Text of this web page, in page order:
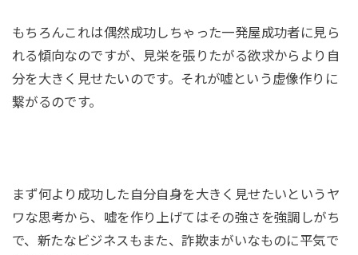
もちろんこれは偶然成功しちゃった一発屋成功者に見ら
れる傾向なのですが、見栄を張りたがる欲求からより自
分を大きく見せたいのです。それが嘘という虚像作りに
繋がるのです。
まず何より成功した自分自身を大きく見せたいというヤ
ワな思考から、嘘を作り上げてはその強さを強調しがち
で、新たなビジネスもまた、詐欺まがいなものに平気で